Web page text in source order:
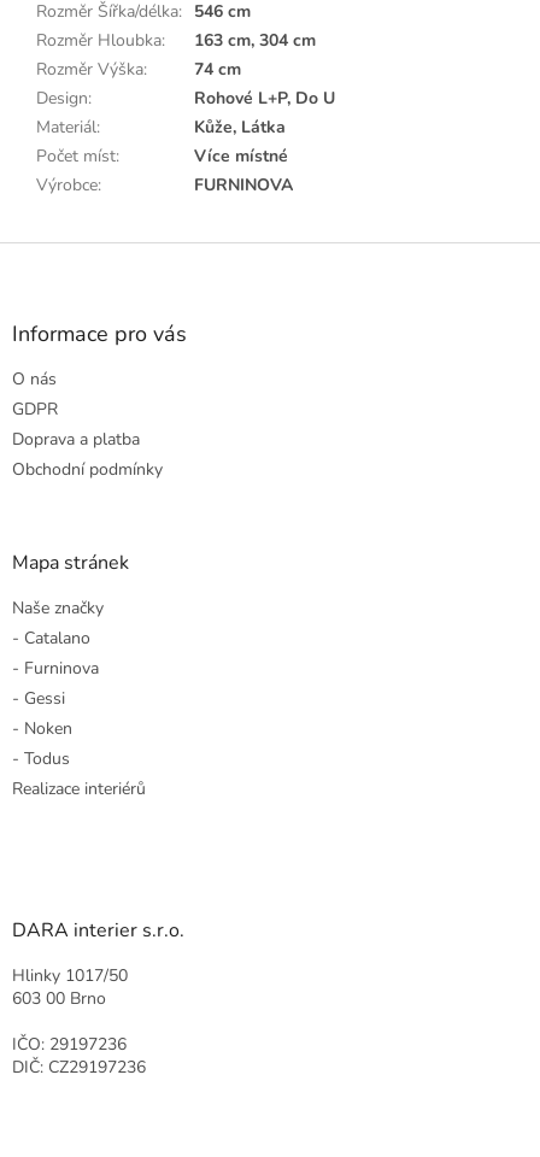
Rozměr Šířka/délka: 546 cm
Rozměr Hloubka:
163 cm, 304 cm
Rozměr Výška:
74 cm
Design:
Rohové L+P, Do U
Materiál:
Kůže, Látka
Počet míst:
Více místné
Výrobce: FURNINOVA
Z
Informace pro vás
O nás
GDPR
Doprava a platba
Obchodní podmínky
Mapa stránek
Naše značky
- Catalano
- Furninova
- Gessi
- Noken
- Todus
Realizace interiérů
DARA interier s.r.o.
Hlinky 1017/50
603 00 Brno
IČO: 29197236
DIČ: CZ29197236